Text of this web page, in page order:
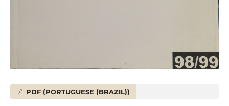
PDF (PORTUGUESE (BRAZIL))